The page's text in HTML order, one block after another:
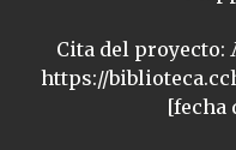
Cita del proyecto:
https://
[fecha